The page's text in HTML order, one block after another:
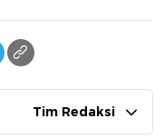
Tim Redaksi